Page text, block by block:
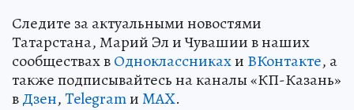
Следите за актуальными новостями
Татарстана, Марий Эл и Чувашии в наших
сообществах вОдноклассникахи ВКонтакте, а
также подписывайтесь на каналы «КП-Казань»
вДзен,TelegramиMAX.